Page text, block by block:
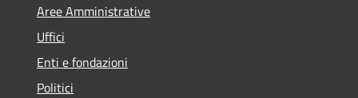
Aree Amministrative
Uffici
Enti e fondazioni
Politici